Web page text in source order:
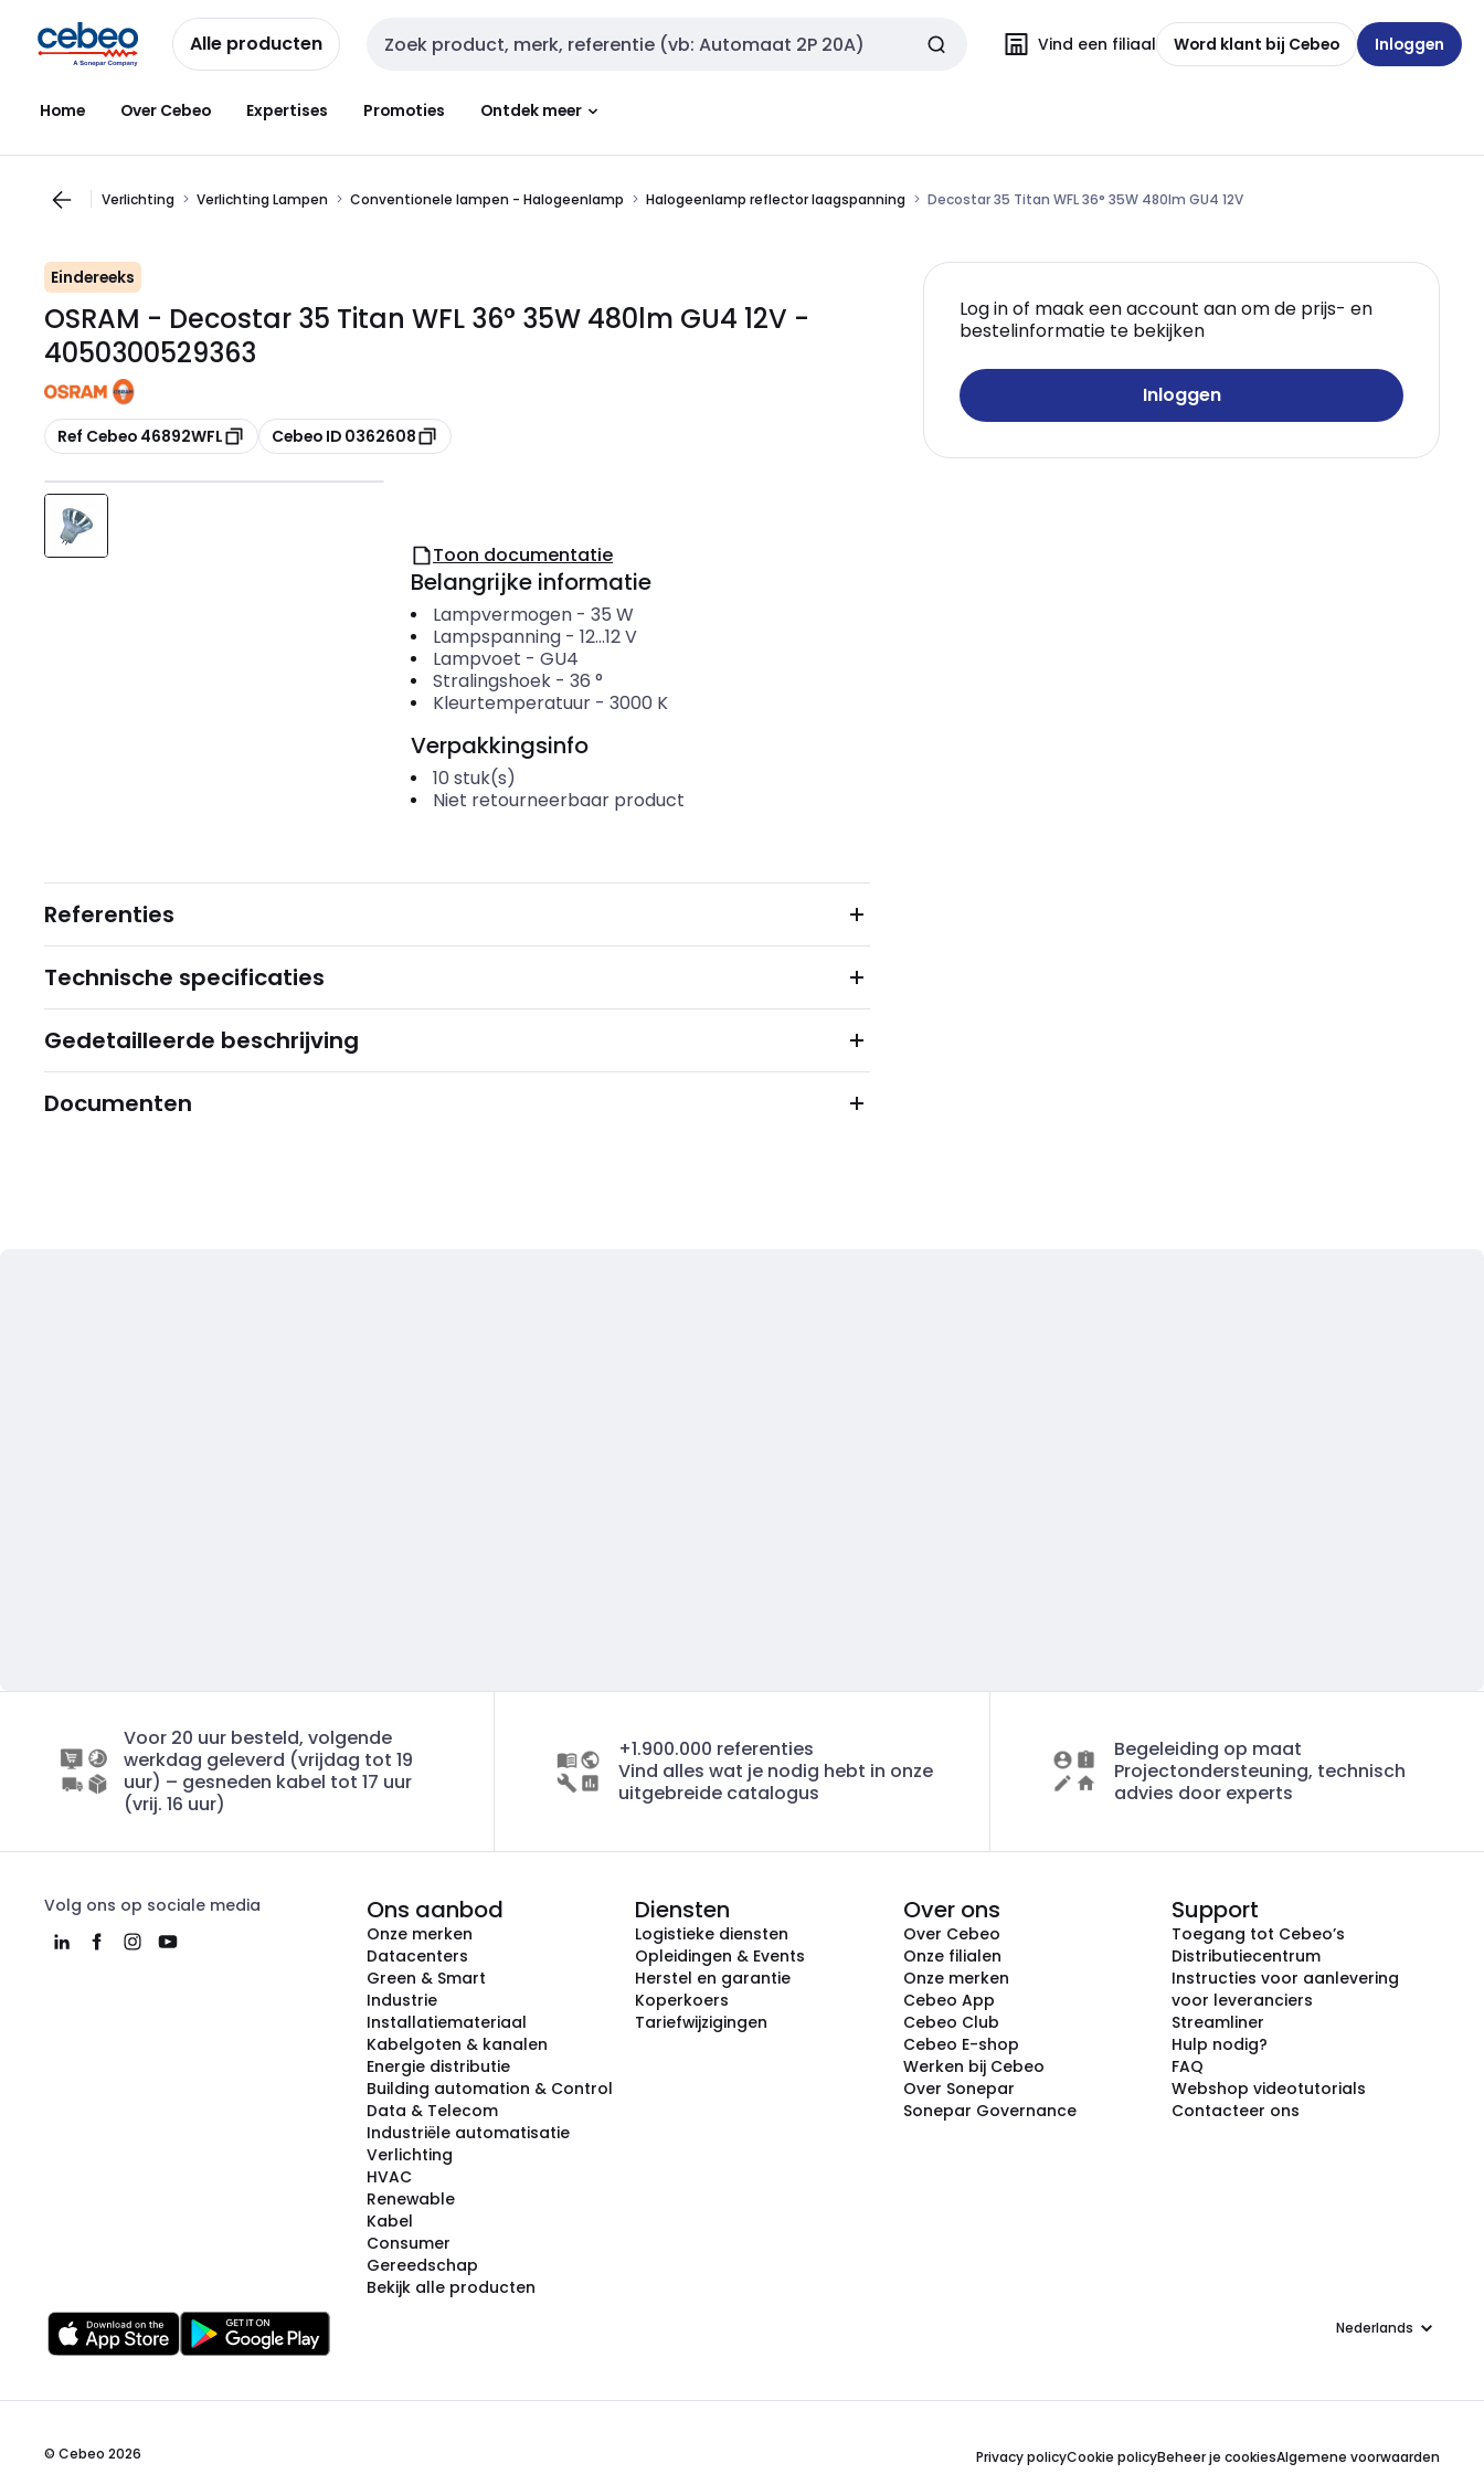
naar
navigatie
naar
inhoud
Alle producten Zoekveld invoer Vind een filiaal Word klant bij Cebeo Inloggen
Home Over Cebeo Expertises Promoties Ontdek meer
Verlichting Verlichting Lampen Conventionele lampen - Halogeenlamp Halogeenlamp reflector laagspanning Decostar 35 Titan WFL 36° 35W 480lm GU4 12V
Eindereeks
OSRAM - Decostar 35 Titan WFL 36° 35W 480lm GU4 12V -
4050300529363
Kopiëren
Ref Cebeo 46892WFL Kopiëren
Cebeo ID 0362608
Log in of maak een account aan om de prijs- en
bestelinformatie te bekijken
Inloggen
Toon documentatie
Belangrijke informatie
Lampvermogen- 35 W
Lampspanning- 12...12V
Lampvoet - GU4
Stralingshoek- 36 °
Kleurtemperatuur- 3000 K
Verpakkingsinfo
10 stuk(s)
Niet retourneerbaar product
Referenties
Technische specificaties
Gedetailleerde beschrijving
Documenten
Voor 20 uur besteld, volgende
werkdag geleverd (vrijdag tot 19
uur) – gesneden kabel tot 17 uur
(vrij. 16 uur)
+1.900.000 referenties
Vind alles wat je nodig hebt in onze
uitgebreide catalogus
Begeleiding op maat
Projectondersteuning, technisch
advies door experts
Volg ons op sociale media Ons aanbod
Onze merken
Datacenters
Green & Smart
Industrie
Installatiemateriaal
Kabelgoten & kanalen
Energie distributie
Building automation & Control
Data & Telecom
Industriële automatisatie
Verlichting
HVAC
Renewable
Kabel
Consumer
Gereedschap
Bekijk alle producten
Diensten
Logistieke diensten
Opleidingen & Events
Herstel en garantie
Koperkoers
Tariefwijzigingen
Over ons
Over Cebeo
Onze filialen
Onze merken
Cebeo App
Cebeo Club
Cebeo E-shop
Werken bij Cebeo
Over Sonepar
Sonepar Governance
Support
Toegang tot Cebeo’s
Distributiecentrum
Instructies voor aanlevering
voor leveranciers
Streamliner
Hulp nodig?
FAQ
Webshop videotutorials
Contacteer ons
Taal
© Cebeo 2026 Privacy policyCookie policyBeheer je cookiesAlgemene voorwaarden